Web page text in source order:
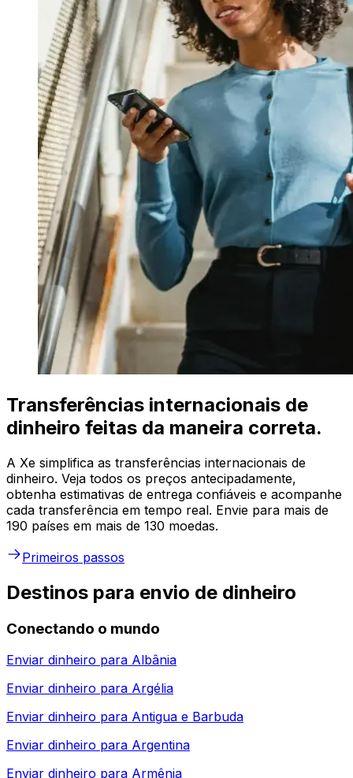
Transferências internacionais de
dinheiro feitas da maneira correta.
A Xe simplifica as transferências internacionais de
dinheiro. Veja todos os preços antecipadamente,
obtenha estimativas de entrega confiáveis e acompanhe
cada transferência em tempo real. Envie para mais de
190 países em mais de 130 moedas.
Primeiros passos
Destinos para envio de dinheiro
Conectando o mundo
Enviar dinheiro para Albânia
Enviar dinheiro para Argélia
Enviar dinheiro para Antigua e Barbuda
Enviar dinheiro para Argentina
Enviar dinheiro para Armênia